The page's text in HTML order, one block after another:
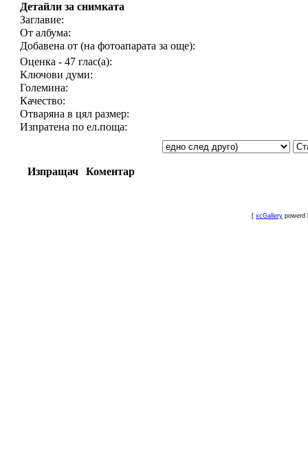
Детайли за снимката
Заглавие:
От албума:
Добавена от (на фотоапарата за още):
Оценка - 47 глас(а):
Ключови думи:
Големина:
Качество:
Отваряна в цял размер:
Изпратена по ел.поща:
Изпращач Коментар
[ xcGallery